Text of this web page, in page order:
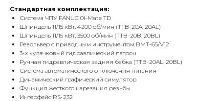
Стандартная комплектация:
Система ЧПУ FANUC 0i-Mate TD
Шпиндель 11/15 кВт, 4200 об/мин (TTB-20A, 20AL)
Шпиндель 11/15 кВт, 3500 об/мин (TTB-20B, 20BL)
Револьвер с приводным инструментом BMT-65/V12
3-х кулачковый гидравлический патрон
Ручная гидравлическая задняя бабка (TTB-20AL, 20BL)
Система автоматического отключения питания
Динамический графический симулятор
Функция жесткого нарезания резьбы
Интерфейс RS-232